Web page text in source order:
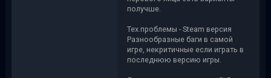
получше.
Тех.проблемы - Steam версия
Разнообразные баги в самой
игре, некритичные если играть в
последнюю версию игры.